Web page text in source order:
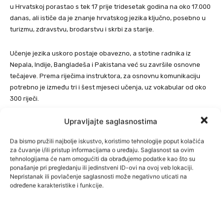
Upravljajte saglasnostima
Da bismo pružili najbolje iskustvo, koristimo tehnologije poput kolačića
za čuvanje i/ili pristup informacijama o uređaju. Saglasnost sa ovim
tehnologijama će nam omogućiti da obrađujemo podatke kao što su
ponašanje pri pregledanju ili jedinstveni ID-ovi na ovoj veb lokaciji.
Nepristanak ili povlačenje saglasnosti može negativno uticati na
određene karakteristike i funkcije.
u Hrvatskoj porastao s tek 17 prije tridesetak godina na oko 17.000
danas, ali ističe da je znanje hrvatskog jezika ključno, posebno u
turizmu, zdravstvu, brodarstvu i skrbi za starije.
Učenje jezika uskoro postaje obavezno, a stotine radnika iz
Nepala, Indije, Bangladeša i Pakistana već su završile osnovne
tečajeve. Prema riječima instruktora, za osnovnu komunikaciju
potrebno je između tri i šest mjeseci učenja, uz vokabular od oko
300 riječi.
Manje radnika, stroža kontrola
Vlada ovim mjerama želi staviti pod strožu kontrolu tržište rada,
spriječiti zloupotrebe i osigurati bolju integraciju stranih radnika.
Iako poslodavci upozoravaju na moguće probleme s nedostatkom
radne snage, vlasti poručuju da je cilj održiv i uređen sustav, u
kojem će zapošljavanje biti sporije, ali transparentnije i sigurnije.